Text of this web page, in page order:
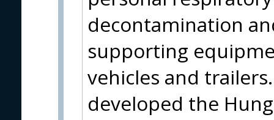
decontamination
supporting
vehicles and
developed the